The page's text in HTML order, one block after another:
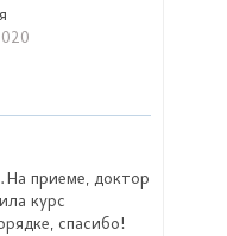
На приеме, доктор
курс
спасибо!